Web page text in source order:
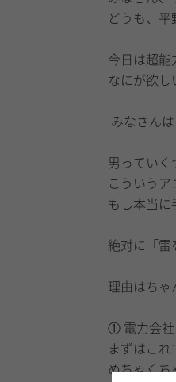
どうも、平
今日は超能
なにが欲し
みなさん
男っていく
こういう
もし本当
絶対に「雷
理由はちゃ
① 電力会社
まずはこれ
めちゃくち